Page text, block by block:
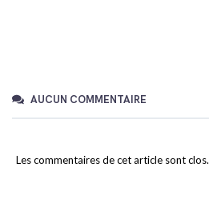
AUCUN COMMENTAIRE
Les commentaires de cet article sont clos.